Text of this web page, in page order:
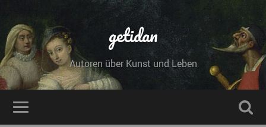
getidan
Autoren über Kunst und Leben